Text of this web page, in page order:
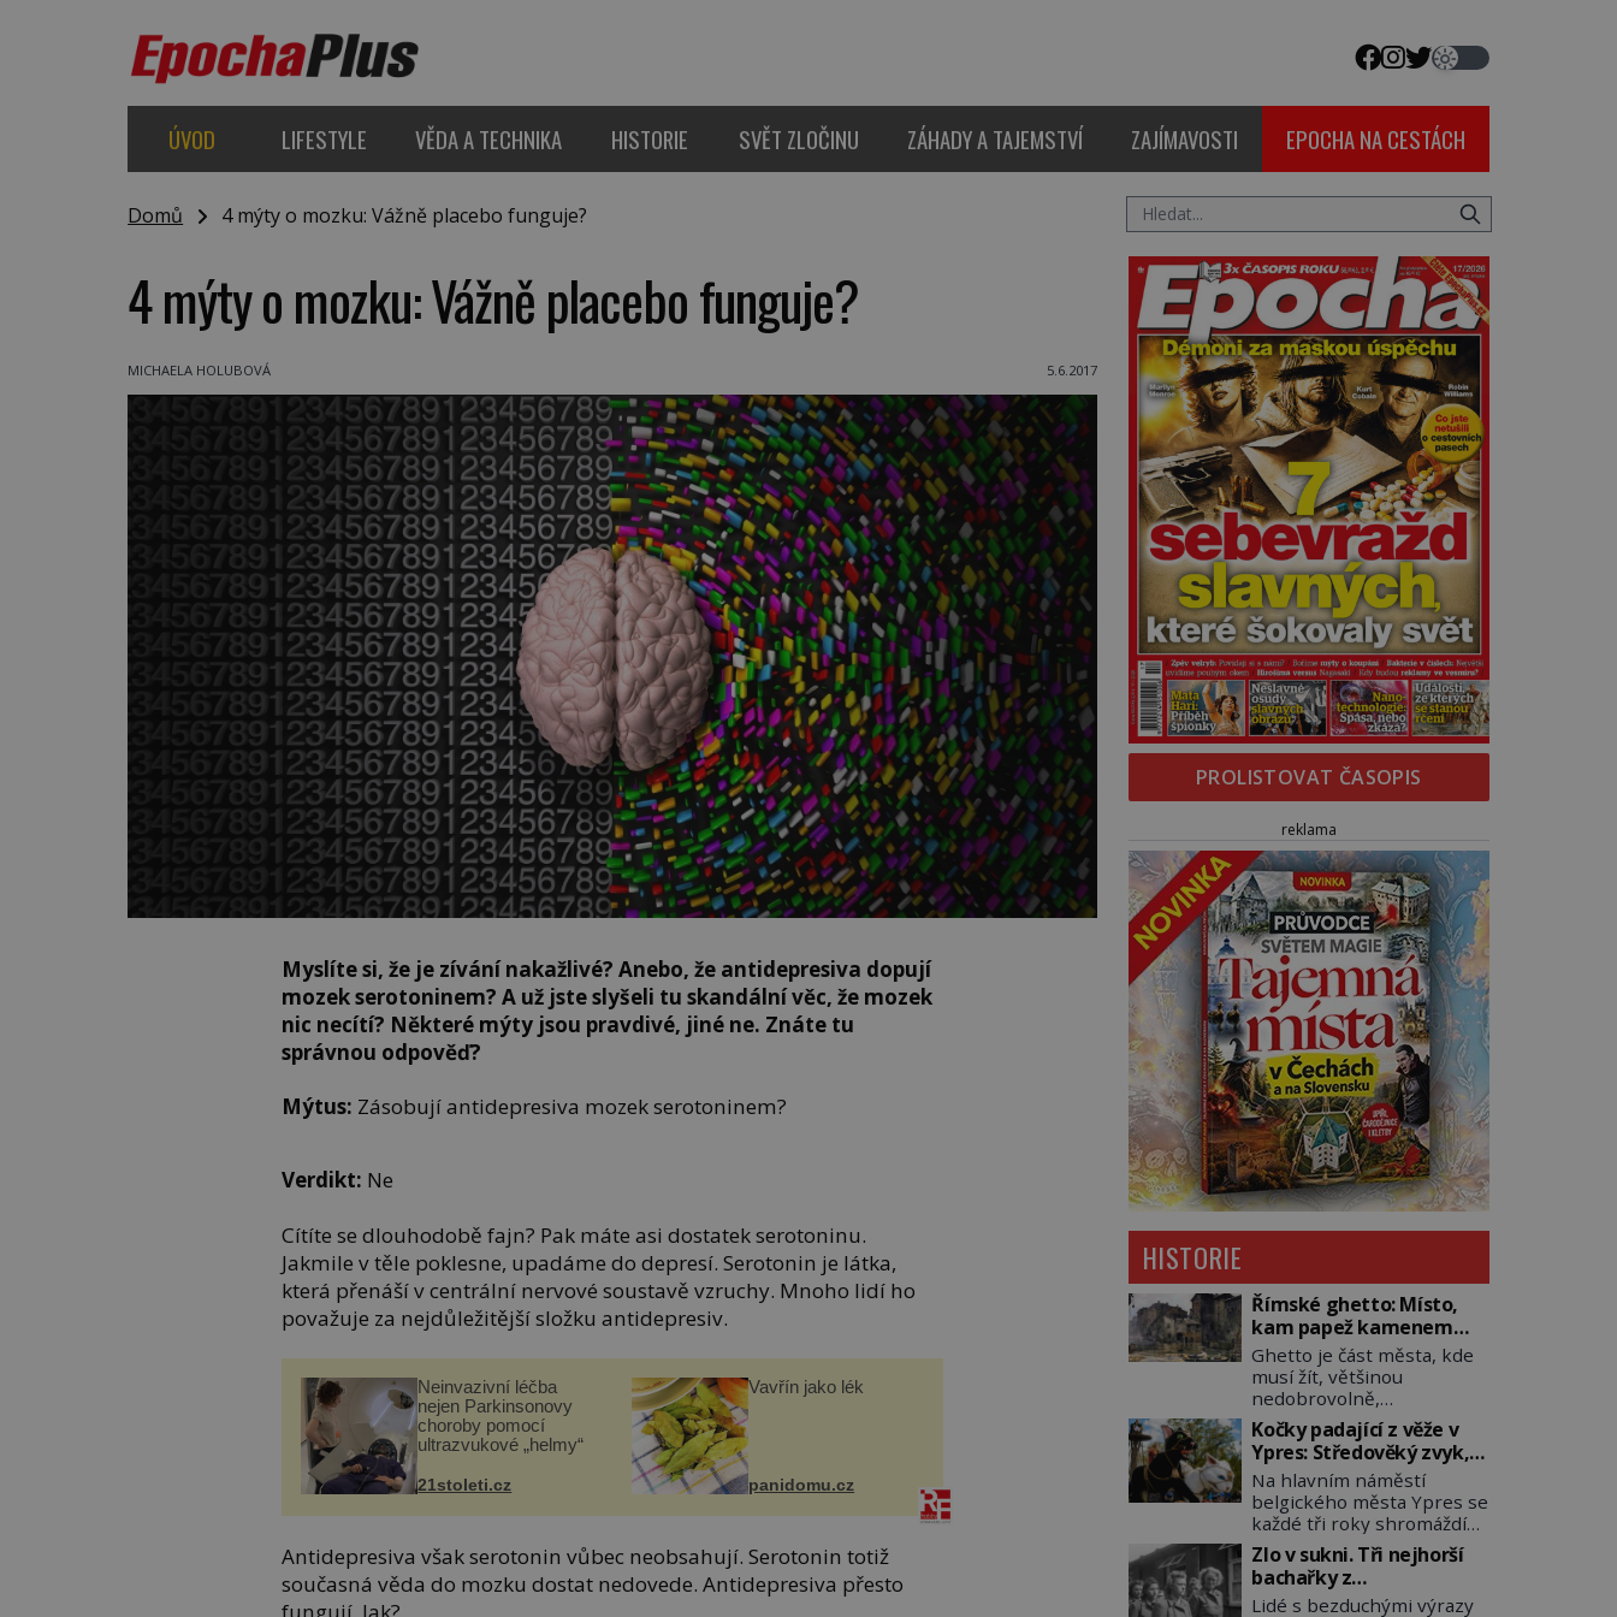
ÚVOD LIFESTYLE VĚDA A TECHNIKA HISTORIE SVĚT ZLOČINU ZÁHADY A TAJEMSTVÍ ZAJÍMAVOSTI EPOCHA NA CESTÁCH
Domů 4 mýty o mozku: Vážně placebo funguje?
4 mýty o mozku: Vážně placebo funguje?
MICHAELA HOLUBOVÁ 5.6.2017
Myslíte si, že je zívání nakažlivé? Anebo, že antidepresiva dopují
mozek serotoninem? A už jste slyšeli tu skandální věc, že mozek
nic necítí? Některé mýty jsou pravdivé, jiné ne. Znáte tu
správnou odpověď?
Mýtus: Zásobují antidepresiva mozek serotoninem?
Verdikt: Ne
Cítíte se dlouhodobě fajn? Pak máte asi dostatek serotoninu.
Jakmile v těle poklesne, upadáme do depresí. Serotonin je látka,
která přenáší v centrální nervové soustavě vzruchy. Mnoho lidí ho
považuje za nejdůležitější složku antidepresiv.
Neinvazivní léčba
nejen Parkinsonovy
choroby pomocí
ultrazvukové „helmy“
21stoleti.cz
Vavřín jako lék
panidomu.cz
Antidepresiva však serotonin vůbec neobsahují. Serotonin totiž
současná věda do mozku dostat nedovede. Antidepresiva přesto
PROLISTOVAT ČASOPIS
reklama
HISTORIE
Římské ghetto: Místo,
kam papež kamenem
dohodil
Ghetto je část města, kde
musí žít, většinou
nedobrovolně,
náboženská, rasová nebo
národnostní menšina
obyvatel. Bohaté
historické zkušenosti mají
s takovým životem Židé. Už
od středověku jsou totiž v
každou chvíli nuceni v
nějakém žít. Mezi ty
nejslavnější patří i římské
Kočky padající z věže v
Ypres: Středověký zvyk,
který dodnes budí
rozpaky
Na hlavním náměstí
belgického města Ypres se
každé tři roky shromáždí
tisíce lidí. Z věže slavné
tržnice létají do davu
kočky, diváci jásají a snaží
se je chytit. Naštěstí už
Zlo v sukni. Tři nejhorší
bachařky z
koncentračních táborů
Lidé s bezduchými výrazy